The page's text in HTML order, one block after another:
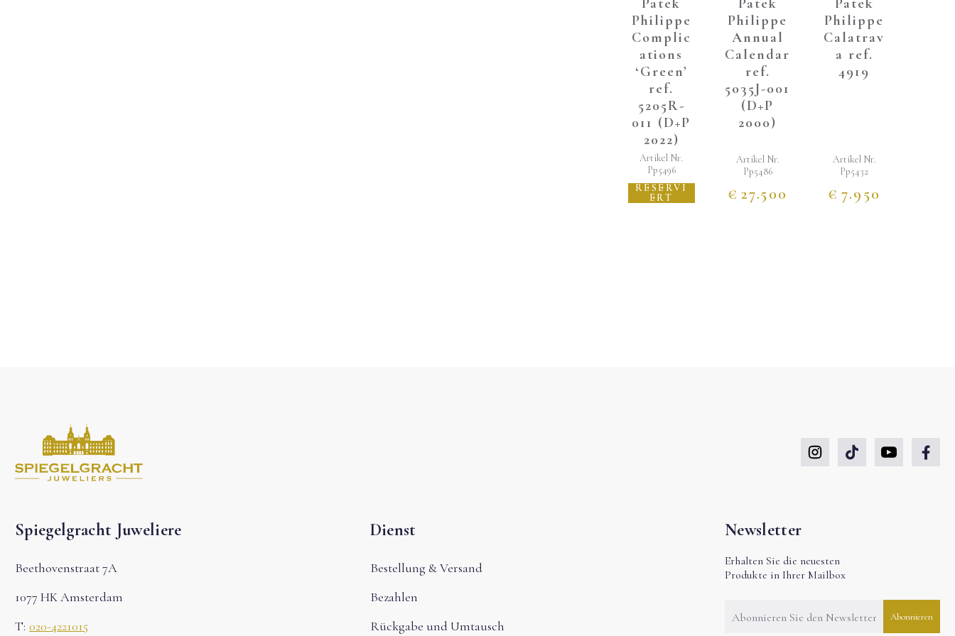
Philippe
Complic
ations
‘Green’
ref.
5205R-
011 (D+P
2022)
RESERVI
ERT
Artikel Nr.
Pp5496
Philippe
Annual
Calendar
ref.
5035J-001
(D+P
2000)
€ 27.500
Artikel Nr.
Pp5486
Philippe
Calatrav
a ref.
4919
€ 7.950
Artikel Nr.
Pp5432
Spiegelgracht Juweliere
Beethovenstraat 7A
1077 HK Amsterdam
T: 020-4221015
Dienst
Bestellung & Versand
Bezahlen
Rückgabe und Umtausch
Newsletter
Erhalten Sie die neuesten
Produkte in Ihrer Mailbox